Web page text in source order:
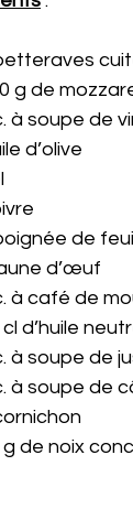
g de
à soupe de
d’olive
de
d’œuf
à café de
cl d’huile
à soupe de
à soupe de
g de noix